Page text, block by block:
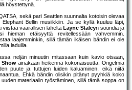
höystettynä.
sekä pari Seattlen suunnalta kotoisin olevaa
Bellin musiikkiin. Ja se kyllä kuuluu läpi,
viistää vaarallisen läheltä Layne Staleyn soundia ja
hieman etäisyyttä revitellessään vahvemmin.
laajemminkin, sillä tämän ikäisen bändin ei ole
laduilla.
neljän minuutin mitassaan kuin kavio otsaan,
Show ainakaan heikennä kokonaisuutta. Ongelmia
puute ja tuttujen luiden kaluaminen, eikä niitä
Ehkä bändin olisikin pitänyt pyyhkiä koko
materiaalin työstäminen, sillä tämä soppa on